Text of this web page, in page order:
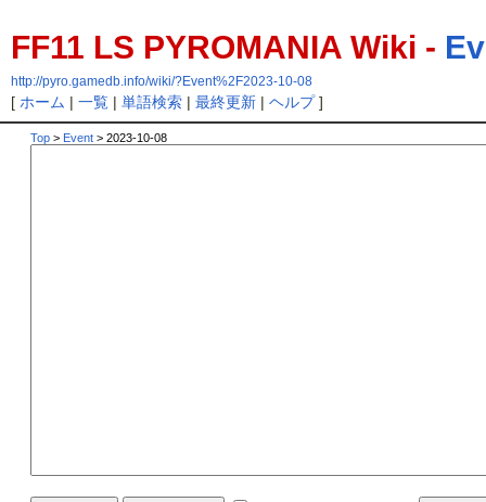
FF11 LS PYROMANIA Wiki -
http://pyro.gamedb.info/wiki/?Event%2F2023-10-08
[ ホーム | 一覧| 単語検索| 最終更新| ヘルプ]
Top > Event > 2023-10-08